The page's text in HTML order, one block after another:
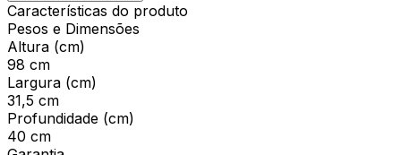
Características do produto
Pesos e Dimensões
Altura (cm)
98 cm
Largura (cm)
31,5 cm
Profundidade (cm)
40 cm